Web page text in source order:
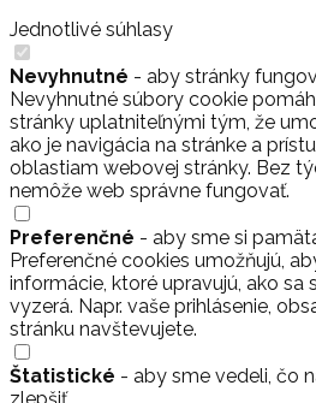
Jednotlivé súhlasy
Nevyhnutné - aby stránky
Nevyhnutné súbory cookie
stránky uplatniteľnými tým, že
ako je navigácia na stránke a
oblastiam webovej stránky. Bez
nemôže web správne fungovať.
Preferenčné - aby sme si
Preferenčné cookies umožňujú,
informácie, ktoré upravujú, ako sa
vyzerá. Napr. vaše prihlásenie,
stránku navštevujete.
Štatistické - aby sme vedeli, čo